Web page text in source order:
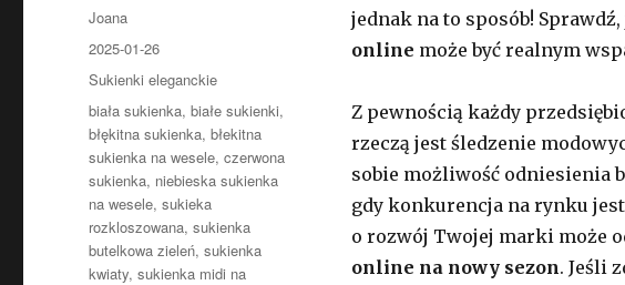
jednak na to sposób!
online może być realnym
Z pewnością każdy
rzeczą jest śledzenie
sobie możliwość odniesienia
gdy konkurencja na rynku
o rozwój Twojej marki może
online na nowy sezon. Jeśli
Autor
Joana
Opublikowano
2025-01-26
Kategorie
Sukienki eleganckie
Tagi
biała sukienka,białe sukienki,
błękitna sukienka,błekitna
sukienka na wesele,czerwona
sukienka, niebieska sukienka
na wesele,sukieka
rozkloszowana,sukienka
butelkowa zieleń,sukienka
kwiaty,sukienka midi na